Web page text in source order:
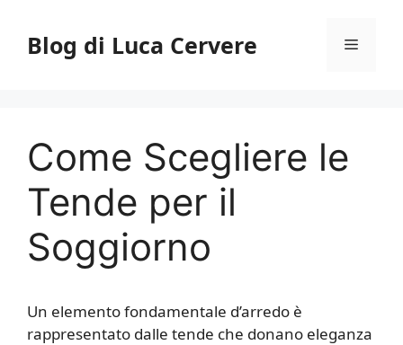
contenuto
Blog di Luca Cervere Menu
Come Scegliere le
Tende per il
Soggiorno
Un elemento fondamentale d’arredo è
rappresentato dalle tende che donano eleganza